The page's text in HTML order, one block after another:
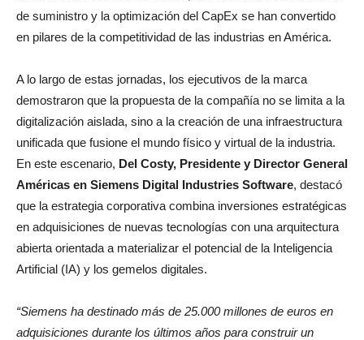
de suministro y la optimización del CapEx se han convertido
en pilares de la competitividad de las industrias en América.
A lo largo de estas jornadas, los ejecutivos de la marca
demostraron que la propuesta de la compañía no se limita a la
digitalización aislada, sino a la creación de una infraestructura
unificada que fusione el mundo físico y virtual de la industria.
En este escenario, Del Costy, Presidente y Director General
Américas en Siemens Digital Industries Software, destacó
que la estrategia corporativa combina inversiones estratégicas
en adquisiciones de nuevas tecnologías con una arquitectura
abierta orientada a materializar el potencial de la Inteligencia
Artificial (IA) y los gemelos digitales.
“Siemens ha destinado más de 25.000 millones de euros en
adquisiciones durante los últimos años para construir un